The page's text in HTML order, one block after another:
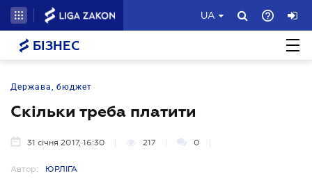
UA
БІЗНЕС
Держава, бюджет
Скільки треба платити
31 січня 2017, 16:30 217 0
Автор: ЮРЛІГА